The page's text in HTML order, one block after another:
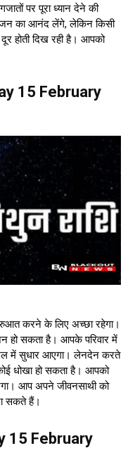
पर पूरा ध्यान देने की
का आनंद लेंगे, लेकिन किसी
होती दिख रही है। आपको
15 February
करने के लिए अच्छा रहेगा।
हो सकता है। आपके परिवार में
में सुधार आएगा। लेनदेन करते
धोखा हो सकता है। आपको
आप अपने जीवनसाथी को
सकते हैं।
15 February